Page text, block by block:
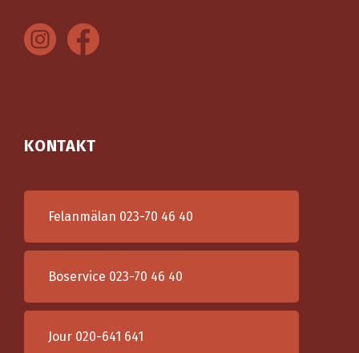
KONTAKT
Felanmälan 023-70 46 40
Boservice 023-70 46 40
Jour 020-641 641